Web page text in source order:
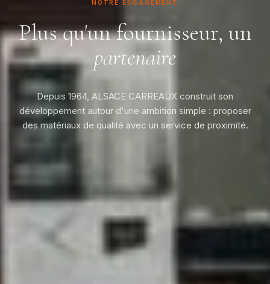
NOTRE ENGAGEMENT
Plus qu'un fournisseur, un
partenaire
Depuis 1964, ALSACE CARREAUX construit son
développement autour d'une ambition simple : proposer
des matériaux de qualité avec un service de proximité.